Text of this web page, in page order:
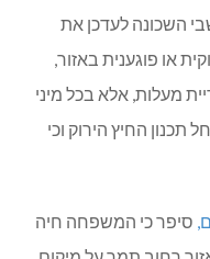
השכונה לעדכן את
או פוגענית באזור,
מעלות, אלא בכל מיני
תכנון החיץ הירוק וכי
סיפר כי המשפחה חיה